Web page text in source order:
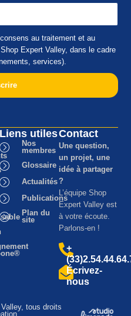
au traitement et au
Expert Valley, dans le cadre
services).
Liens utiles
Nos
membres
Glossaire
Actualités
Publications
Plan du
site
Contact
Une question,
un projet, une
idée à partager
?
L’équipe Shop
Expert Valley est
à votre écoute.
Parlons-en !
+
Écrivez-
nous
tous droits